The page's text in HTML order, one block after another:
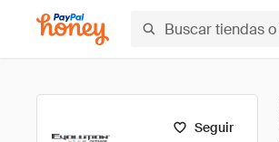
Seguir